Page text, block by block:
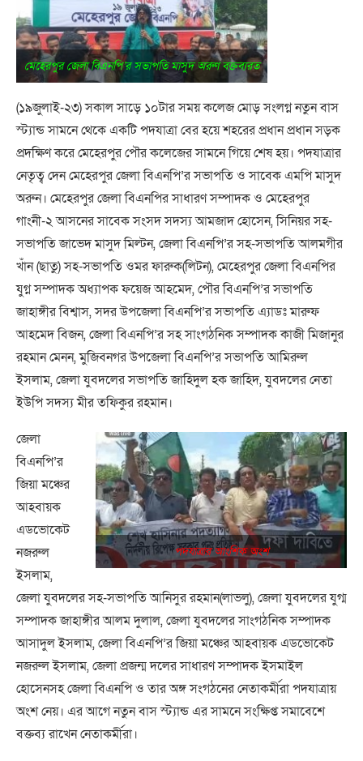
মেহেরপুর জেলা বিএনপি’র সভাপতি মাসুদ অরুণ বক্তব্যরত
(১৯জুলাই-২৩) সকাল সাড়ে ১০টার সময় কলেজ মোড় সংলগ্ন নতুন বাস
স্ট্যান্ড সামনে থেকে একটি পদযাত্রা বের হয়ে শহরের প্রধান প্রধান সড়ক
প্রদক্ষিণ করে মেহেরপুর পৌর কলেজের সামনে গিয়ে শেষ হয়। পদযাত্রার
নেতৃত্ব দেন মেহেরপুর জেলা বিএনপি’র সভাপতি ও সাবেক এমপি মাসুদ
অরুন। মেহেরপুর জেলা বিএনপির সাধারণ সম্পাদক ও মেহেরপুর
গাংনী-২ আসনের সাবেক সংসদ সদস্য আমজাদ হোসেন, সিনিয়র সহ-
সভাপতি জাভেদ মাসুদ মিল্টন, জেলা বিএনপি’র সহ-সভাপতি আলমগীর
খাঁন (ছাতু) সহ-সভাপতি ওমর ফারুক(লিটন), মেহেরপুর জেলা বিএনপির
যুগ্ন সম্পাদক অধ্যাপক ফয়েজ আহমেদ, পৌর বিএনপি’র সভাপতি
জাহাঙ্গীর বিশ্বাস, সদর উপজেলা বিএনপি’র সভাপতি এ্যাডঃ মারুফ
আহমেদ বিজন, জেলা বিএনপি’র সহ সাংগঠনিক সম্পাদক কাজী মিজানুর
রহমান মেনন, মুজিবনগর উপজেলা বিএনপি’র সভাপতি আমিরুল
ইসলাম, জেলা যুবদলের সভাপতি জাহিদুল হক জাহিদ, যুবদলের নেতা
ইউপি সদস্য মীর তফিকুর রহমান।
পদযাত্রার আংশিক অংশ
জেলা
বিএনপি’র
জিয়া মঞ্চের
আহবায়ক
এডভোকেট
নজরুল
ইসলাম,
জেলা যুবদলের সহ-সভাপতি আনিসুর রহমান(লাভলু), জেলা যুবদলের যুগ্ম
সম্পাদক জাহাঙ্গীর আলম দুলাল, জেলা যুবদলের সাংগঠনিক সম্পাদক
আসাদুল ইসলাম, জেলা বিএনপি’র জিয়া মঞ্চের আহবায়ক এডভোকেট
নজরুল ইসলাম, জেলা প্রজন্ম দলের সাধারণ সম্পাদক ইসমাইল
হোসেনসহ জেলা বিএনপি ও তার অঙ্গ সংগঠনের নেতাকর্মীরা পদযাত্রায়
অংশ নেয়। এর আগে নতুন বাস স্ট্যান্ড এর সামনে সংক্ষিপ্ত সমাবেশে
বক্তব্য রাখেন নেতাকর্মীরা।